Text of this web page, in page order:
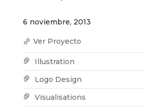
6 noviembre, 2013
Ver Proyecto
Illustration
Logo Design
Visualisations